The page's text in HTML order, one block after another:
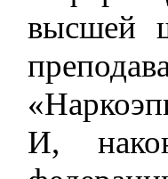
высшей
И,